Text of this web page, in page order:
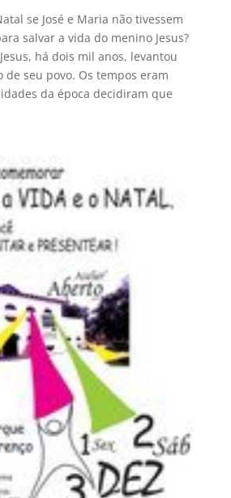
se José e Maria não tivessem
salvar a vida do menino Jesus?
há dois mil anos, levantou
de seu povo. Os tempos eram
da época decidiram que